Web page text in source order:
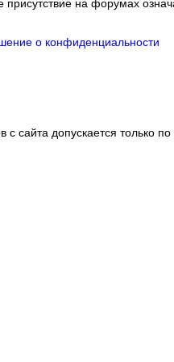
на форумах
о конфиденциальности
сайта допускается только